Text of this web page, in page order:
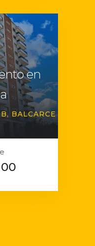
en
B BALCARCE